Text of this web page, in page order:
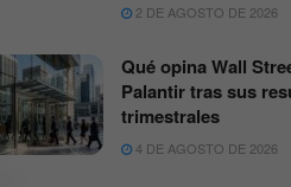
2 DE AGOSTO DE 2026
Qué opina Wall
Palantir tras sus
trimestrales
4 DE AGOSTO DE 2026